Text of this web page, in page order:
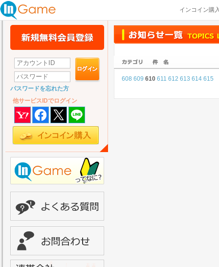
インコイン購
パスワードを忘れた方
他サービスIDでログイン
608 609 610 611 612 613 614 615